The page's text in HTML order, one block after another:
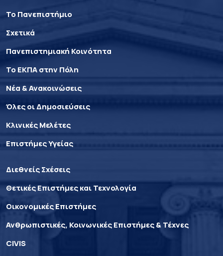
Το Πανεπιστήμιο
Σχετικά
Πανεπιστημιακή Κοινότητα
Το ΕΚΠΑ στην Πόλη
Νέα & Ανακοινώσεις
Όλες οι Δημοσιεύσεις
Κλινικές Μελέτες
Επιστήμες Υγείας
Διεθνείς Σχέσεις
Θετικές Επιστήμες και Τεχνολογία
Οικονομικές Επιστήμες
Ανθρωπιστικές, Κοινωνικές Επιστήμες & Τέχνες
CIVIS